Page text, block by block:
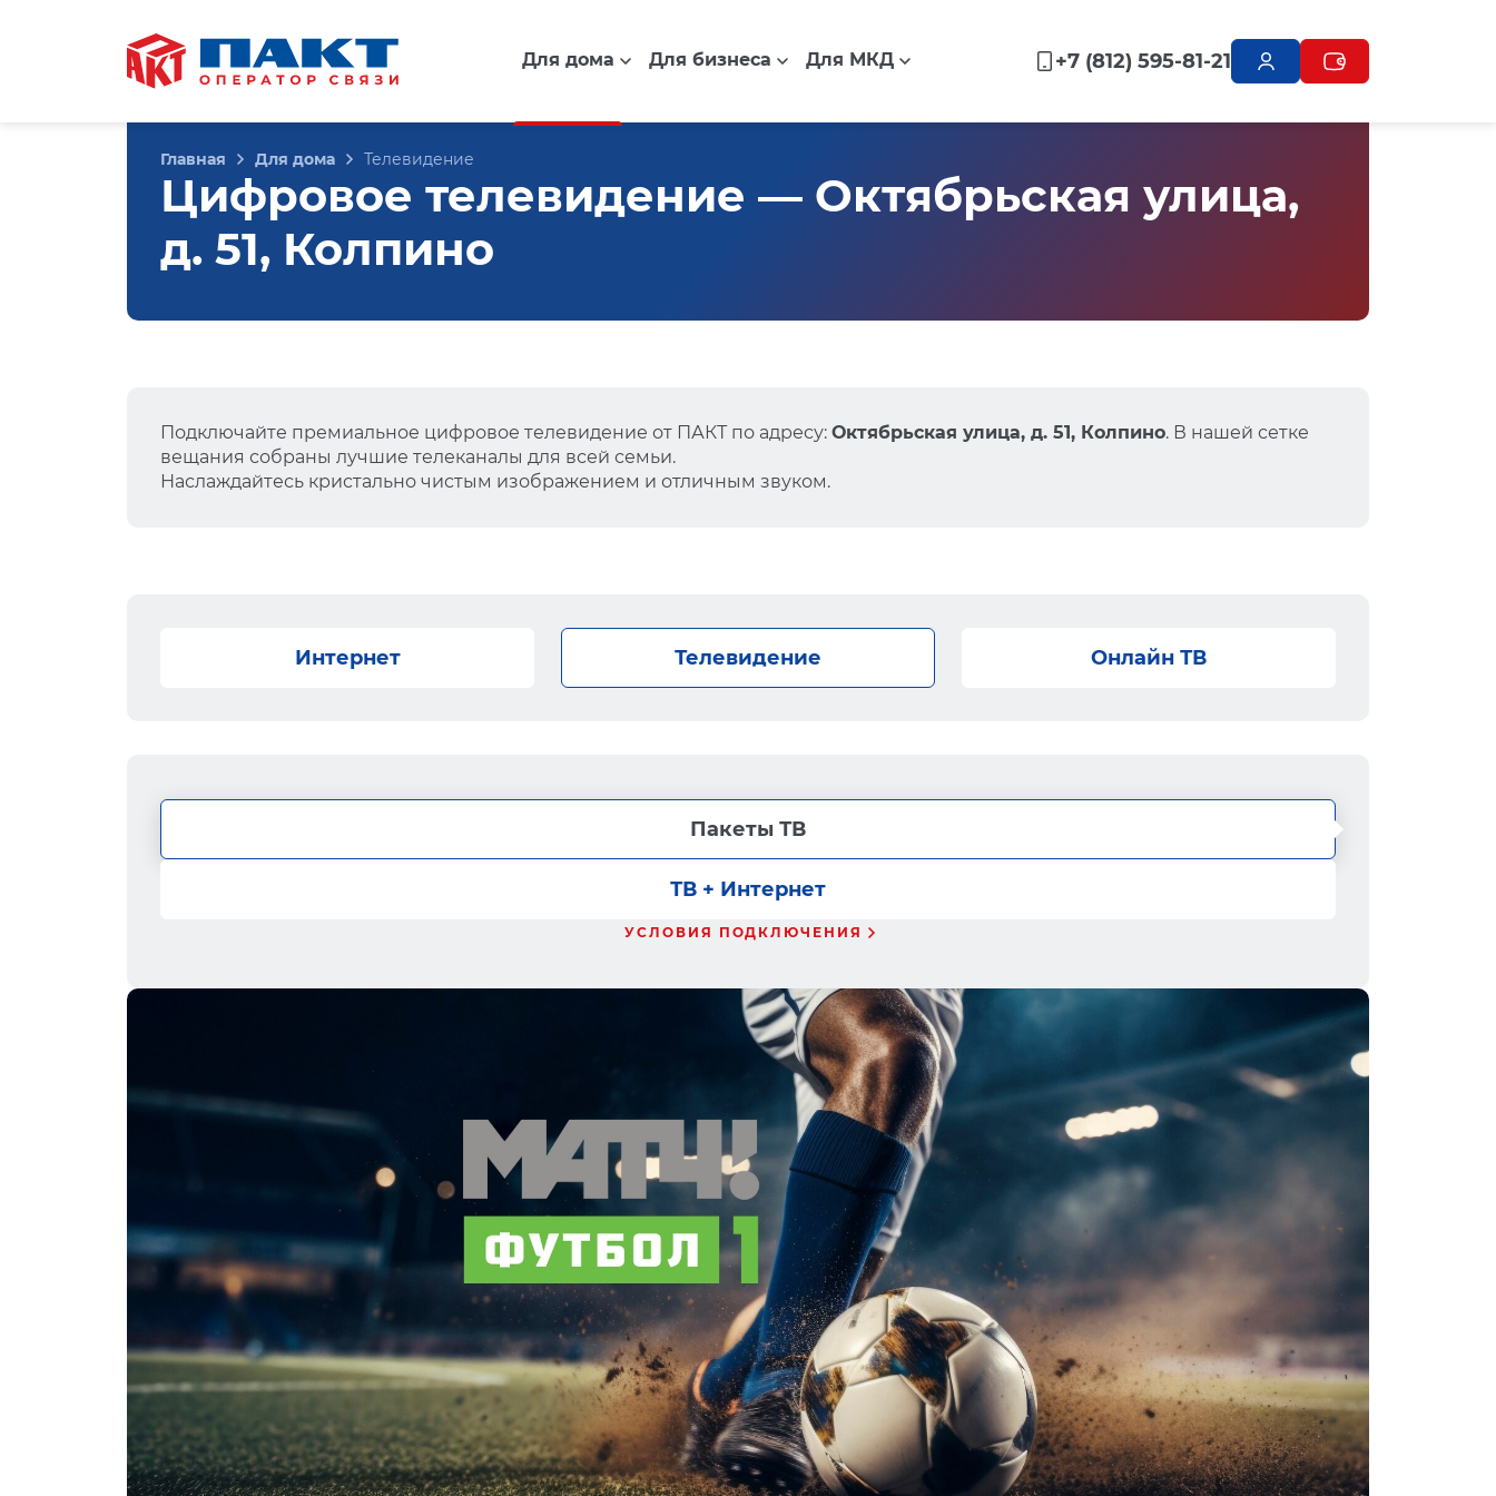
Для дома Для бизнеса Для МКД +7 (812) 595-81-21
Главная Для дома Телевидение
Цифровое телевидение — Октябрьская улица,
д. 51, Колпино
Подключайте премиальное цифровое телевидение от ПАКТ по адресу: Октябрьская улица, д. 51, Колпино. В нашей сетке
вещания собраны лучшие телеканалы для всей семьи.
Наслаждайтесь кристально чистым изображением и отличным звуком.
Интернет Телевидение Онлайн ТВ
Пакеты ТВ
ТВ + Интернет
УСЛОВИЯ ПОДКЛЮЧЕНИЯ